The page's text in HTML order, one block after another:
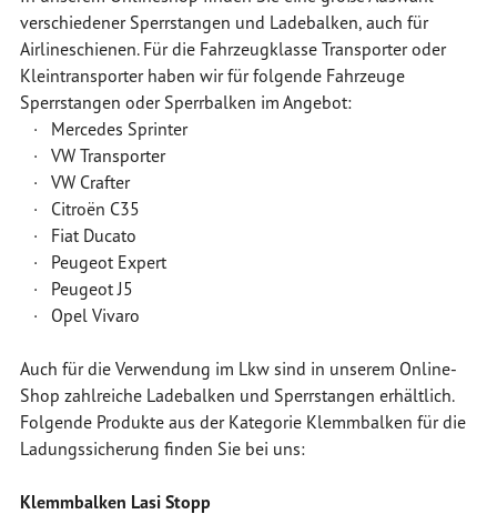
verschiedener Sperrstangen und Ladebalken, auch für
Airlineschienen. Für die Fahrzeugklasse Transporter oder
Kleintransporter haben wir für folgende Fahrzeuge
Sperrstangen oder Sperrbalken im Angebot:
· Mercedes Sprinter
· VW Transporter
· VW Crafter
· Citroën C35
· Fiat Ducato
· Peugeot Expert
· Peugeot J5
· Opel Vivaro
Auch für die Verwendung im Lkw sind in unserem Online-
Shop zahlreiche Ladebalken und Sperrstangen erhältlich.
Folgende Produkte aus der Kategorie Klemmbalken für die
Ladungssicherung finden Sie bei uns:
Klemmbalken Lasi Stopp